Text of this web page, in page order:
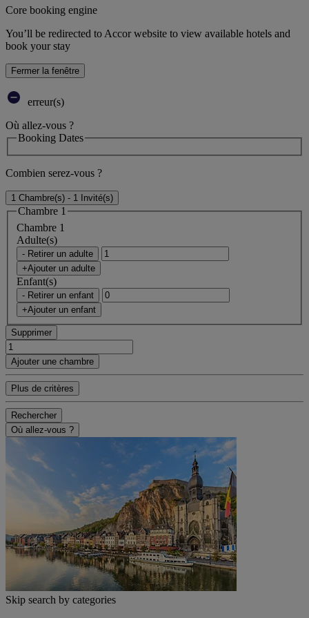
Core booking engine
You’ll be redirected to Accor website to view available hotels and
book your stay
Fermer la fenêtre
erreur(s)
Où allez-vous ?
Booking Dates
Combien serez-vous ?
1 Chambre(s) - 1 Invité(s)
Chambre 1
Chambre 1
Adulte(s)
- Retirer un adulte
+Ajouter un adulte
Enfant(s)
- Retirer un enfant
+Ajouter un enfant
Supprimer
Ajouter une chambre
Plus de critères
Rechercher
Où allez-vous ?
Skip search by categories